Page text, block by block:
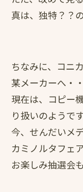
真は、独特？？
ちなみに、コニ
某メーカーへ・
現在は、コピー
り扱いのようです
今、せんだいメ
カミノルタフェ
お楽しみ抽選会